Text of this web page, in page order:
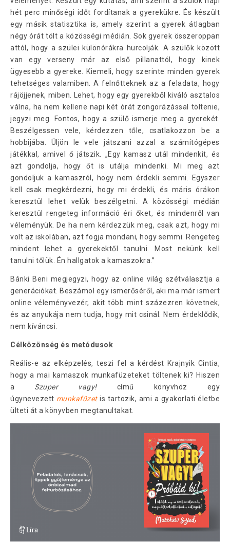
hét perc minőségi időt fordítanak a gyerekükre. És készült
egy másik statisztika is, amely szerint a gyerek átlagban
négy órát tölt a közösségi médián. Sok gyerek összeroppan
attól, hogy a szülei különórákra hurcolják. A szülők között
van egy verseny már az első pillanattól, hogy kinek
ügyesebb a gyereke. Kiemeli, hogy szerinte minden gyerek
tehetséges valamiben. A felnőtteknek az a feladata, hogy
rájöjjenek, miben. Lehet, hogy egy gyerekből kiváló asztalos
válna, ha nem kellene napi két órát zongorázással töltenie,
jegyzi meg. Fontos, hogy a szülő ismerje meg a gyerekét.
Beszélgessen vele, kérdezzen tőle, csatlakozzon be a
hobbijába. Üljön le vele játszani azzal a számítógépes
játékkal, amivel ő játszik. „Egy kamasz utál mindenkit, és
azt gondolja, hogy őt is utálja mindenki. Mi meg azt
gondoljuk a kamaszról, hogy nem érdekli semmi. Egyszer
kell csak megkérdezni, hogy mi érdekli, és máris órákon
keresztül lehet velük beszélgetni. A közösségi médián
keresztül rengeteg információ éri őket, és mindenről van
véleményük. De ha nem kérdezzük meg, csak azt, hogy mi
volt az iskolában, azt fogja mondani, hogy semmi. Rengeteg
mindent lehet a gyerekektől tanulni. Most nekünk kell
tanulni tőlük. Én hallgatok a kamaszokra.”
Bánki Beni megjegyzi, hogy az online világ szétválasztja a
generációkat. Beszámol egy ismerőséről, aki ma már ismert
online véleményvezér, akit több mint százezren követnek,
és az anyukája nem tudja, hogy mit csinál. Nem érdeklődik,
nem kíváncsi.
Célközönség és metódusok
Reális-e az elképzelés, teszi fel a kérdést Krajnyik Cintia,
hogy a mai kamaszok munkafüzeteket töltenek ki? Hiszen
a Szuper vagy!című könyvhöz egy
úgynevezett munkafüzetis tartozik, ami a gyakorlati életbe
ülteti át a könyvben megtanultakat.